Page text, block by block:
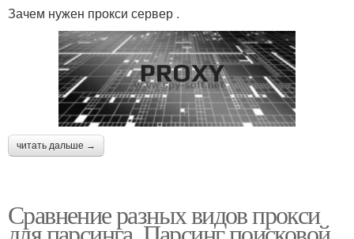
Зачем нужен прокси сервер .
читать дальше →
Сравнение разных видов прокси